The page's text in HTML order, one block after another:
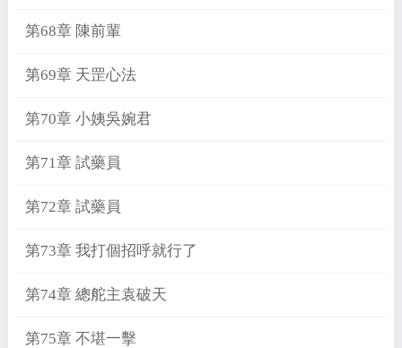
第68章 陳前輩
第69章 天罡心法
第70章 小姨吳婉君
第71章 試藥員
第72章 試藥員
第73章 我打個招呼就行了
第74章 總舵主袁破天
第75章 不堪一擊